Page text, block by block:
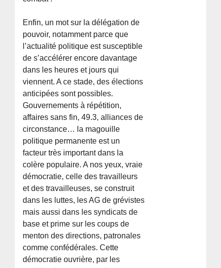
Enfin, un mot sur la délégation de
pouvoir, notamment parce que
l’actualité politique est susceptible
de s’accélérer encore davantage
dans les heures et jours qui
viennent. A ce stade, des élections
anticipées sont possibles.
Gouvernements à répétition,
affaires sans fin, 49.3, alliances de
circonstance… la magouille
politique permanente est un
facteur très important dans la
colère populaire. A nos yeux, vraie
démocratie, celle des travailleurs
et des travailleuses, se construit
dans les luttes, les AG de grévistes
mais aussi dans les syndicats de
base et prime sur les coups de
menton des directions, patronales
comme confédérales. Cette
démocratie ouvrière, par les